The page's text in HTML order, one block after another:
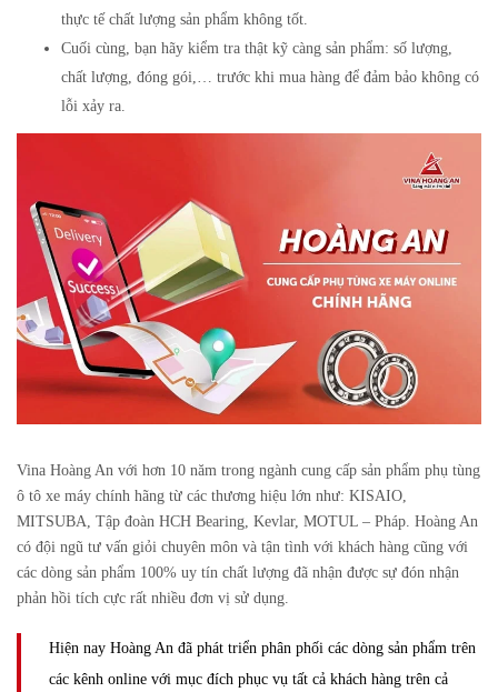
thực tế chất lượng sản phẩm không tốt.
Cuối cùng, bạn hãy kiểm tra thật kỹ càng sản phẩm: số lượng,
chất lượng, đóng gói,… trước khi mua hàng để đảm bảo không có
lỗi xảy ra.
Vina Hoàng An với hơn 10 năm trong ngành cung cấp sản phẩm phụ tùng
ô tô xe máy chính hãng từ các thương hiệu lớn như: KISAIO,
MITSUBA, Tập đoàn HCH Bearing, Kevlar, MOTUL – Pháp. Hoàng An
có đội ngũ tư vấn giỏi chuyên môn và tận tình với khách hàng cũng với
các dòng sản phẩm 100% uy tín chất lượng đã nhận được sự đón nhận
phản hồi tích cực rất nhiều đơn vị sử dụng.
Hiện nay Hoàng An đã phát triển phân phối các dòng sản phẩm trên
các kênh online với mục đích phục vụ tất cả khách hàng trên cả